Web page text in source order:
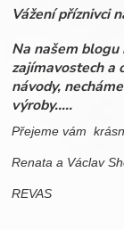
personalizace
Vážení příznivci
Na našem
zajímavostech a
návody,
výroby.....
Přejeme vám
Renata a Václav
REVAS